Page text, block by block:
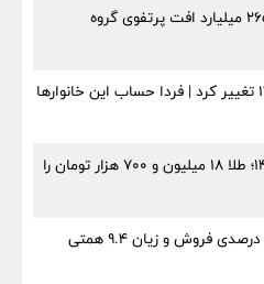
۳۷ میلیارد سود معاملاتی، ۲۶۵۱ میلیارد افت پرتفوی گروه
زمان واریز کالابرگ مرداد ۱۴۰۵ تغییر کرد | فردا حساب این خانوارها
قیمت طلا امروز ۱۵ مرداد ۱۴۰۵؛ طلا ۱۸ میلیون و ۷۰۰ هزار تومان را
سایپا زیر تیغ اعداد؛ افت ۲۵ درصدی فروش و زیان ۹.۴ همتی